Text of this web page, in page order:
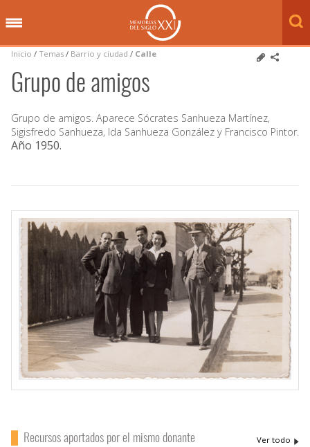
Inicio / Temas / Barrio y ciudad / Calle
Grupo de amigos
Grupo de amigos. Aparece Sócrates Sanhueza Martínez,
Sigisfredo Sanhueza, Ida Sanhueza González y Francisco Pintor.
Año 1950.
Recursos aportados por el mismo donante